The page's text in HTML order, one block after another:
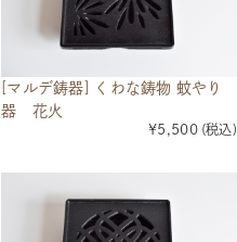
[マルデ鋳器] くわな鋳物 蚊やり
器 花火
¥5,500 (税込)